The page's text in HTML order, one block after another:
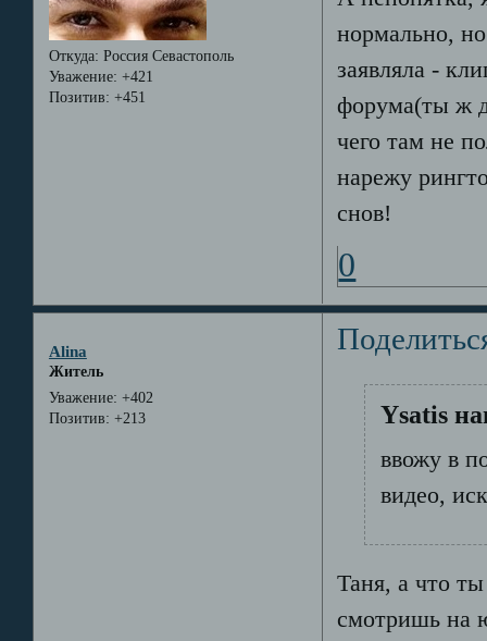
Откуда: Россия Севастополь
Уважение: +421
Позитив: +451
нормально,
заявляла -
форума(ты ж
чего там не
нарежу
снов!
0
Alina
Житель
Уважение: +402
Позитив: +213 Ysatis
ввожу в
видео,
Таня, а что
смотришь на